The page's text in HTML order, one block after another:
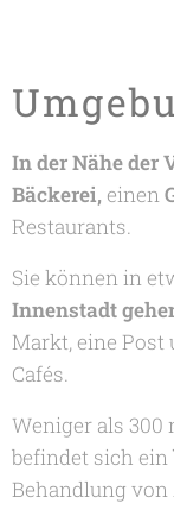
In der Nähe der
Bäckerei, einen
Restaurants.
Sie können in
Innenstadt
Markt, eine Post
Cafés.
Weniger als
befindet sich ein
Behandlung